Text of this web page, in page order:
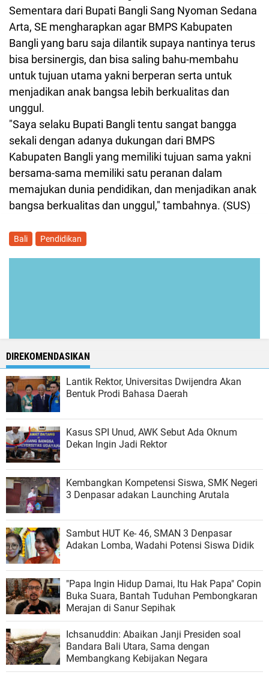
Sementara dari Bupati Bangli Sang Nyoman Sedana
Arta, SE mengharapkan agar BMPS Kabupaten
Bangli yang baru saja dilantik supaya nantinya terus
bisa bersinergis, dan bisa saling bahu-membahu
untuk tujuan utama yakni berperan serta untuk
menjadikan anak bangsa lebih berkualitas dan
unggul.
"Saya selaku Bupati Bangli tentu sangat bangga
sekali dengan adanya dukungan dari BMPS
Kabupaten Bangli yang memiliki tujuan sama yakni
bersama-sama memiliki satu peranan dalam
memajukan dunia pendidikan, dan menjadikan anak
bangsa berkualitas dan unggul," tambahnya. (SUS)
Bali Pendidikan
DIREKOMENDASIKAN
Lantik Rektor, Universitas Dwijendra Akan
Bentuk Prodi Bahasa Daerah
Kasus SPI Unud, AWK Sebut Ada Oknum
Dekan Ingin Jadi Rektor
Kembangkan Kompetensi Siswa, SMK Negeri
3 Denpasar adakan Launching Arutala
Sambut HUT Ke- 46, SMAN 3 Denpasar
Adakan Lomba, Wadahi Potensi Siswa Didik
"Papa Ingin Hidup Damai, Itu Hak Papa" Copin
Buka Suara, Bantah Tuduhan Pembongkaran
Merajan di Sanur Sepihak
Ichsanuddin: Abaikan Janji Presiden soal
Bandara Bali Utara, Sama dengan
Membangkang Kebijakan Negara